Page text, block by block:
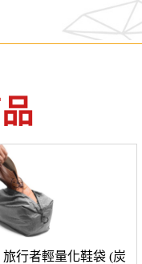
行者輕量化鞋袋 (炭